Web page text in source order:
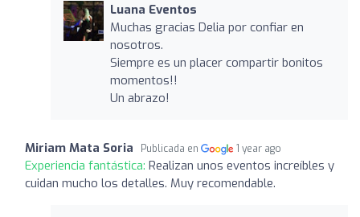
Luana Eventos
Muchas gracias Delia por confiar en
nosotros.
Siempre es un placer compartir bonitos
momentos!!
Un abrazo!
Miriam Mata Soria Publicada en 1 year ago
Experiencia fantástica: Realizan unos eventos increíbles y
cuidan mucho los detalles. Muy recomendable.